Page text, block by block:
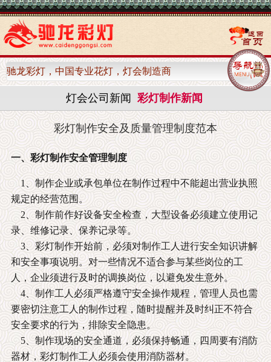
驰龙彩灯，中国专业花灯，灯会制造商
灯会公司新闻 彩灯制作新闻
彩灯制作安全及质量管理制度范本
一、彩灯制作安全管理制度
1、制作企业或承包单位在制作过程中不能超出营业执照
规定的经营范围。
2、制作前作好设备安全检查，大型设备必须建立使用记
录、维修记录、保养记录等。
3、彩灯制作开始前，必须对制作工人进行安全知识讲解
和安全事项说明。对一些情况不适合参与某些岗位的工
人，企业须进行及时的调换岗位，以避免发生意外。
4、制作工人必须严格遵守安全操作规程，管理人员也需
要密切注意工人的制作过程，随时提醒并及时纠正不符合
安全要求的行为，排除安全隐患。
5、制作现场的安全通道，必须保持畅通，四周要有消防
器材，彩灯制作工人必须会使用消防器材。